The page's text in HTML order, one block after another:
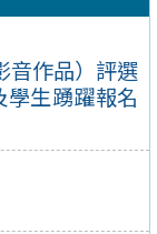
音作品）評選
生踴躍報名